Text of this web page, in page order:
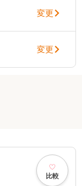
変更
変更
比較